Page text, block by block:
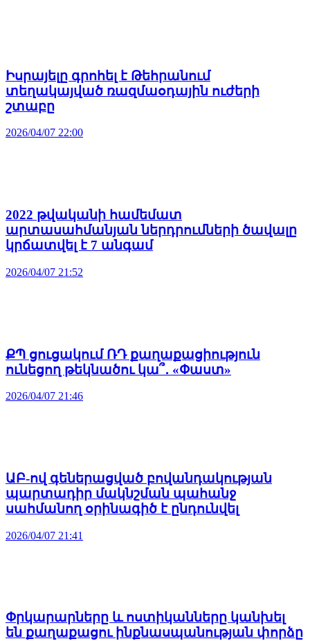
Իսրայելը գրոհել է Թեհրանում
տեղակայված ռազմաօդային ուժերի
շտաբը
2026/04/07 22:00
2022 թվականի համեմատ
արտասահմանյան ներդրումների ծավալը
կրճատվել է 7 անգամ
2026/04/07 21:52
ՔՊ ցուցակում ՌԴ քաղաքացիություն
ունեցող թեկնածու կա՞․ «Փաստ»
2026/04/07 21:46
ԱԲ-ով գեներացված բովանդակության
պարտադիր մակնշման պահանջ
սահմանող օրինագիծ է ընդունվել
2026/04/07 21:41
Փրկարարները և ոստիկանները կանխել
են քաղաքացու ինքնասպանության փորձը